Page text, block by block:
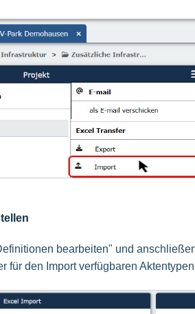
bearbeiten" und
für den Import verfügbaren